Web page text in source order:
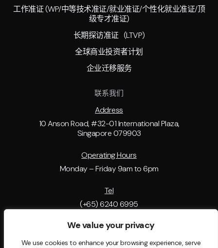
We value your privacy
We use cookies to enhance your browsing experience, serve
工作准证 (WP/中等技术准证/就业准证/个性化就业准证/顶
级专才准证)
长期探访准证（LTVP)
全球商业投资者计划
企业迁移服务
联系我们
Address
10 Anson Road, #32-01 International Plaza,
Singapore 079903
Operating Hours
Monday – Friday 9am to 6pm
Tel
(+65) 6240 6995
Email Address
support@tip.com.sg